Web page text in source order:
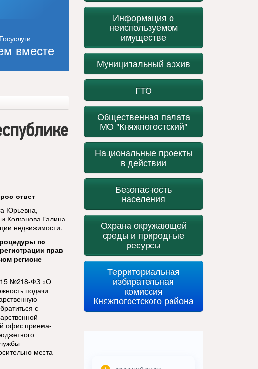
вместе
ответ
Юрьевна,
Колганова Галина
недвижимости.
по
прав
регионе
№218-ФЗ «О
подачи
с
офис приема-
места
Информация о
неиспользуемом
имуществе
Муниципальный архив
ГТО
Общественная палата
МО "Княжпогостский"
Национальные проекты
в действии
Безопасность
населения
Охрана окружающей
среды и природные
ресурсы
Территориальная
избирательная
комиссия
Княжпогостского района